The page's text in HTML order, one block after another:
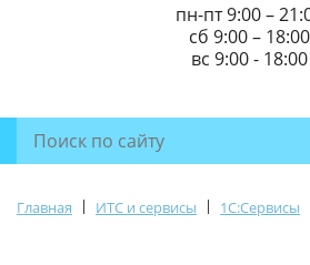
пн-пт 9:00 –
сб 9:00 – 18:00
вс 9:00 - 18:00
Главная | ИТС и сервисы | 1С:Сервисы